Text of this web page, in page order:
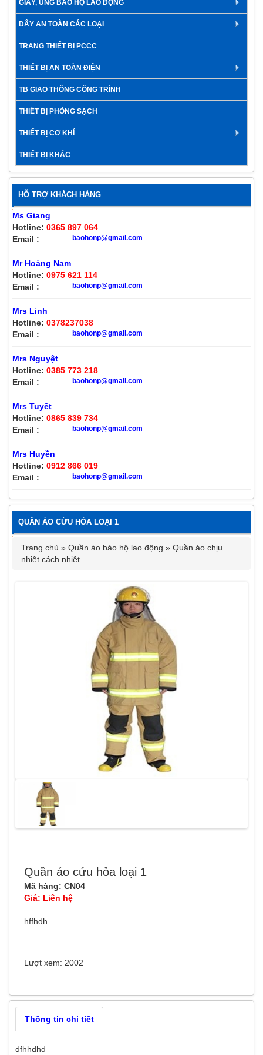
GIÀY, ỦNG BẢO HỘ LAO ĐỘNG
DÂY AN TOÀN CÁC LOẠI
TRANG THIẾT BỊ PCCC
THIẾT BỊ AN TOÀN ĐIỆN
TB GIAO THÔNG CÔNG TRÌNH
THIẾT BỊ PHÒNG SẠCH
THIẾT BỊ CƠ KHÍ
THIẾT BỊ KHÁC
HỖ TRỢ KHÁCH HÀNG
Ms Giang
Hotline: 0365 897 064
Email :
baohonp@gmail.com
Mr Hoàng Nam
Hotline: 0975 621 114
Email :
baohonp@gmail.com
Mrs Linh
Hotline: 0378237038
Email :
baohonp@gmail.com
Mrs Nguyệt
Hotline: 0385 773 218
Email :
baohonp@gmail.com
Mrs Tuyết
Hotline: 0865 839 734
Email :
baohonp@gmail.com
Mrs Huyền
Hotline: 0912 866 019
Email :
baohonp@gmail.com
QUẦN ÁO CỨU HỎA LOẠI 1
Trang chủ » Quần áo bảo hộ lao động » Quần áo chịu
nhiệt cách nhiệt
Quần áo cứu hỏa loại 1
Mã hàng: CN04
Giá: Liên hệ
hffhdh
Lượt xem: 2002
Thông tin chi tiết
dfhhdhd